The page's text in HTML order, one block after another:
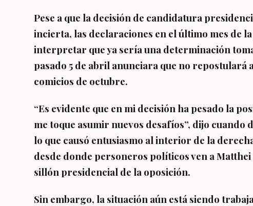
Pese a que la decisión de candidatura
incierta, las declaraciones en el último mes de
interpretar que ya sería una determinación
pasado 5 de abril anunciara que no repostulará
comicios de octubre.
“Es evidente que en mi decisión ha pesado la
me toque asumir nuevos desafíos”, dijo cuando
lo que causó entusiasmo al interior de la
desde donde personeros políticos ven a
sillón presidencial de la oposición.
Sin embargo, la situación aún está siendo